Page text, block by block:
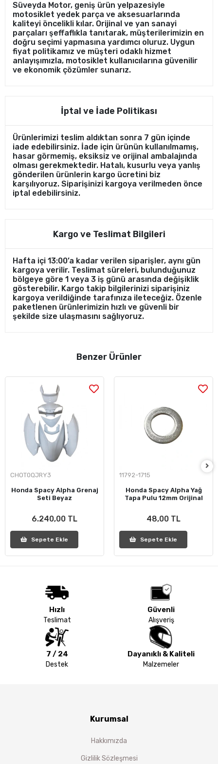
Süveyda Motor, geniş ürün yelpazesiyle
motosiklet yedek parça ve aksesuarlarında
kaliteyi öncelikli kılar. Orijinal ve yan sanayi
parçaları şeffaflıkla tanıtarak, müşterilerimizin en
doğru seçimi yapmasına yardımcı oluruz. Uygun
fiyat politikamız ve müşteri odaklı hizmet
anlayışımızla, motosiklet kullanıcılarına güvenilir
ve ekonomik çözümler sunarız.
İptal ve İade Politikası
Ürünlerimizi teslim aldıktan sonra 7 gün içinde
iade edebilirsiniz. İade için ürünün kullanılmamış,
hasar görmemiş, eksiksiz ve orijinal ambalajında
olması gerekmektedir. Hatalı, kusurlu veya yanlış
gönderilen ürünlerin kargo ücretini biz
karşılıyoruz. Siparişinizi kargoya verilmeden önce
iptal edebilirsiniz.
Kargo ve Teslimat Bilgileri
Hafta içi 13:00’a kadar verilen siparişler, aynı gün
kargoya verilir. Teslimat süreleri, bulunduğunuz
bölgeye göre 1 veya 3 iş günü arasında değişiklik
gösterebilir. Kargo takip bilgilerinizi siparişiniz
kargoya verildiğinde tarafınıza ileteceğiz. Özenle
paketlenen ürünlerimizin hızlı ve güvenli bir
şekilde size ulaşmasını sağlıyoruz.
Benzer Ürünler
CHOT0QJRY3
Honda Spacy Alpha Grenaj
Seti Beyaz
6.240,00 TL
Sepete Ekle
11792-1715
Honda Spacy Alpha Yağ
Tapa Pulu 12mm Orijinal
48,00 TL
Sepete Ekle
Hızlı
Teslimat
Güvenli
Alışveriş
7 / 24
Destek
Dayanıklı & Kaliteli
Malzemeler
Kurumsal
Hakkımızda
Gizlilik Sözleşmesi